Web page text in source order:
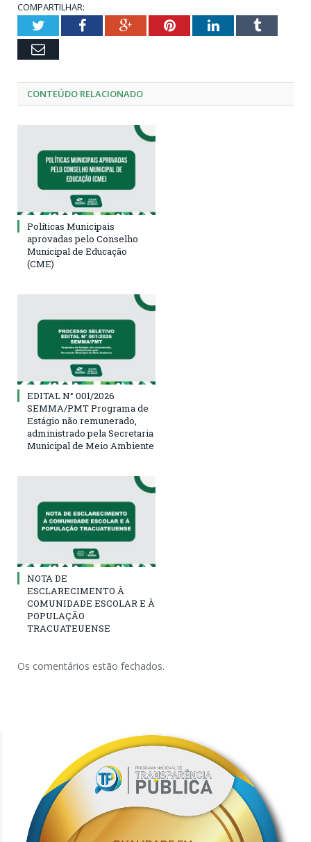
COMPARTILHAR:
TwitterFacebookGoogle+PinterestLinkedInTumblr
Email
CONTEÚDO RELACIONADO
Políticas Municipais
aprovadas pelo Conselho
Municipal de Educação
(CME)
EDITAL N° 001/2026
SEMMA/PMT Programa de
Estágio não remunerado,
administrado pela Secretaria
Municipal de Meio Ambiente
NOTA DE
ESCLARECIMENTO À
COMUNIDADE ESCOLAR E À
POPULAÇÃO
TRACUATEUENSE
Os comentários estão fechados.